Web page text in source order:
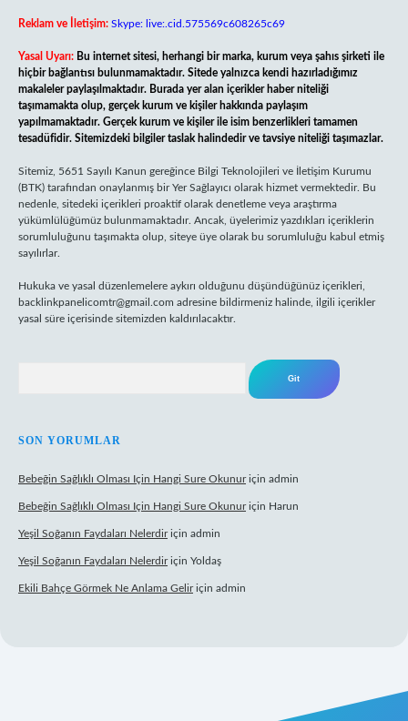
Reklam ve İletişim: Skype: live:.cid.575569c608265c69
Yasal Uyarı: Bu internet sitesi, herhangi bir marka, kurum veya şahıs şirketi ile
hiçbir bağlantısı bulunmamaktadır. Sitede yalnızca kendi hazırladığımız
makaleler paylaşılmaktadır. Burada yer alan içerikler haber niteliği
taşımamakta olup, gerçek kurum ve kişiler hakkında paylaşım
yapılmamaktadır. Gerçek kurum ve kişiler ile isim benzerlikleri tamamen
tesadüfidir. Sitemizdeki bilgiler taslak halindedir ve tavsiye niteliği taşımazlar.
Sitemiz, 5651 Sayılı Kanun gereğince Bilgi Teknolojileri ve İletişim Kurumu
(BTK) tarafından onaylanmış bir Yer Sağlayıcı olarak hizmet vermektedir. Bu
nedenle, sitedeki içerikleri proaktif olarak denetleme veya araştırma
yükümlülüğümüz bulunmamaktadır. Ancak, üyelerimiz yazdıkları içeriklerin
sorumluluğunu taşımakta olup, siteye üye olarak bu sorumluluğu kabul etmiş
sayılırlar.
Hukuka ve yasal düzenlemelere aykırı olduğunu düşündüğünüz içerikleri,
backlinkpanelicomtr@gmail.com adresine bildirmeniz halinde, ilgili içerikler
yasal süre içerisinde sitemizden kaldırılacaktır.
SON YORUMLAR
Bebeğin Sağlıklı Olması Için Hangi Sure Okunuriçin admin
Bebeğin Sağlıklı Olması Için Hangi Sure Okunuriçin Harun
Yeşil Soğanın Faydaları Nelerdiriçin admin
Yeşil Soğanın Faydaları Nelerdiriçin Yoldaş
Ekili Bahçe Görmek Ne Anlama Geliriçin admin